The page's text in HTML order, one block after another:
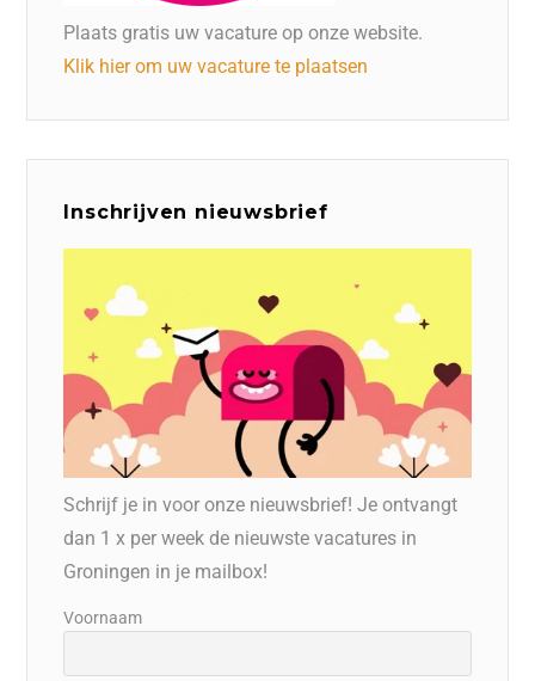
Plaats gratis uw vacature op onze website.
Klik hier om uw vacature te plaatsen
Inschrijven nieuwsbrief
Schrijf je in voor onze nieuwsbrief! Je ontvangt
dan 1 x per week de nieuwste vacatures in
Groningen in je mailbox!
Voornaam